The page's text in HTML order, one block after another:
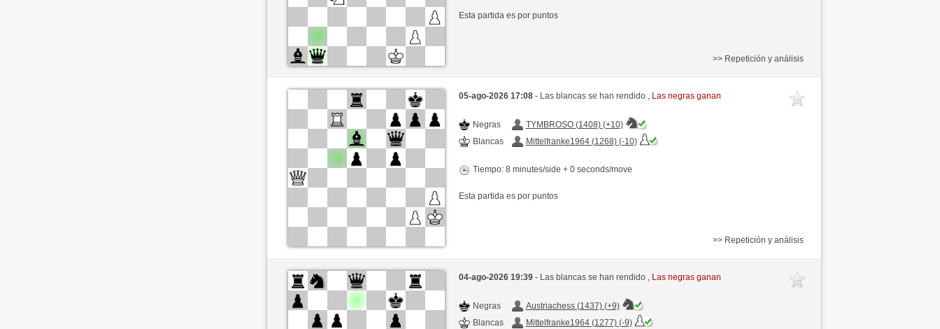
Esta partida es por puntos
>> Repetición y análisis
05-ago-2026 17:08 - Las blancas se han rendido , Las negras ganan
Negras
TYMBROSO (1408) (+10)
Blancas
Mittelfranke1964 (1268) (-10)
Tiempo: 8 minutes/side + 0 seconds/move
Esta partida es por puntos
>> Repetición y análisis
04-ago-2026 19:39 - Las blancas se han rendido , Las negras ganan
Negras
Austriachess (1437) (+9)
Blancas
Mittelfranke1964 (1277) (-9)